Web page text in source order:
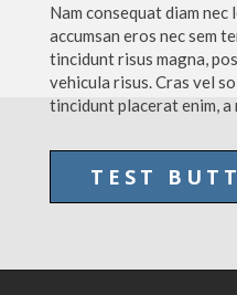
Nam consequat diam
accumsan eros nec sem
tincidunt risus magna,
vehicula risus. Cras vel
tincidunt placerat enim, a
TEST